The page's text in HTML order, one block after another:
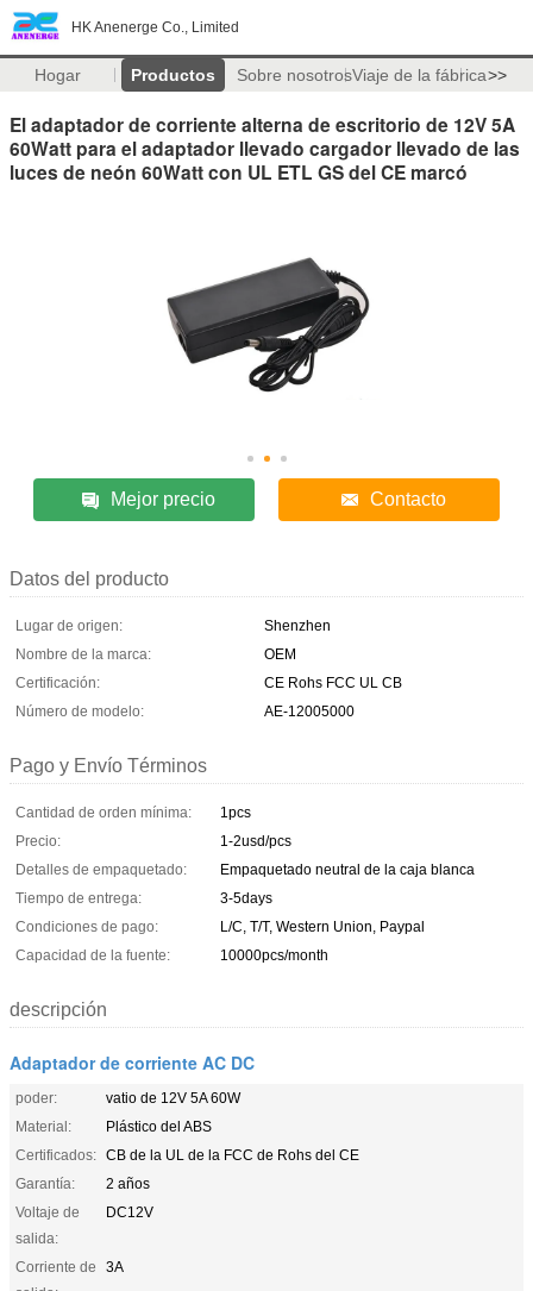
HK Anenerge Co., Limited
Hogar Productos Sobre nosotrosViaje de la fábrica>>
El adaptador de corriente alterna de escritorio de 12V 5A
60Watt para el adaptador llevado cargador llevado de las
luces de neón 60Watt con UL ETL GS del CE marcó
Mejor precio Contacto
Datos del producto
Lugar de origen:
Shenzhen
Nombre de la marca:
OEM
Certificación:
CE Rohs FCC UL CB
Número de modelo:
AE-12005000
Pago y Envío Términos
Cantidad de orden mínima:
1pcs
Precio:
1-2usd/pcs
Detalles de empaquetado:
Empaquetado neutral de la caja blanca
Tiempo de entrega:
3-5days
Condiciones de pago:
L/C, T/T, Western Union, Paypal
Capacidad de la fuente:
10000pcs/month
descripción
Adaptador de corriente AC DC
poder:
vatio de 12V 5A 60W
Material:
Plástico del ABS
Certificados: CB de la UL de la FCC de Rohs del CE
Garantía:
2 años
Voltaje de
salida:
DC12V
Corriente de
3A